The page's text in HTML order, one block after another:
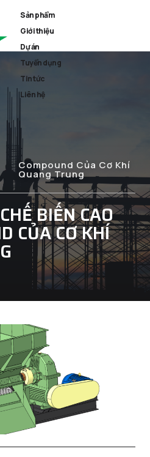
Sản phẩm
Giới thiệu
Dự án
Tuyển dụng
Tin tức
Liên hệ
Quang Trung
BIẾN CAO
CỦA CƠ KHÍ